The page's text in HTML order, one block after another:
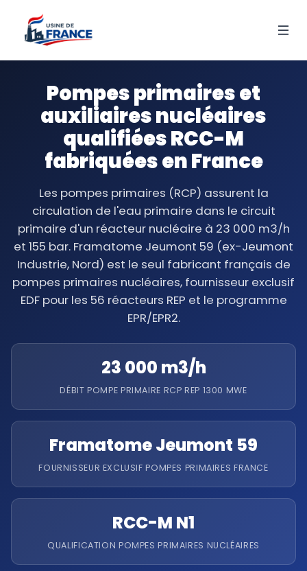
Pompes primaires et
auxiliaires nucléaires
qualifiées RCC-M
fabriquées en France
Les pompes primaires (RCP) assurent la
circulation de l'eau primaire dans le circuit
primaire d'un réacteur nucléaire à 23 000 m3/h
et 155 bar. Framatome Jeumont 59 (ex-Jeumont
Industrie, Nord) est le seul fabricant français de
pompes primaires nucléaires, fournisseur exclusif
EDF pour les 56 réacteurs REP et le programme
EPR/EPR2.
23 000 m3/h
DÉBIT POMPE PRIMAIRE RCP REP 1300 MWE
Framatome Jeumont 59
FOURNISSEUR EXCLUSIF POMPES PRIMAIRES FRANCE
RCC-M N1
QUALIFICATION POMPES PRIMAIRES NUCLÉAIRES